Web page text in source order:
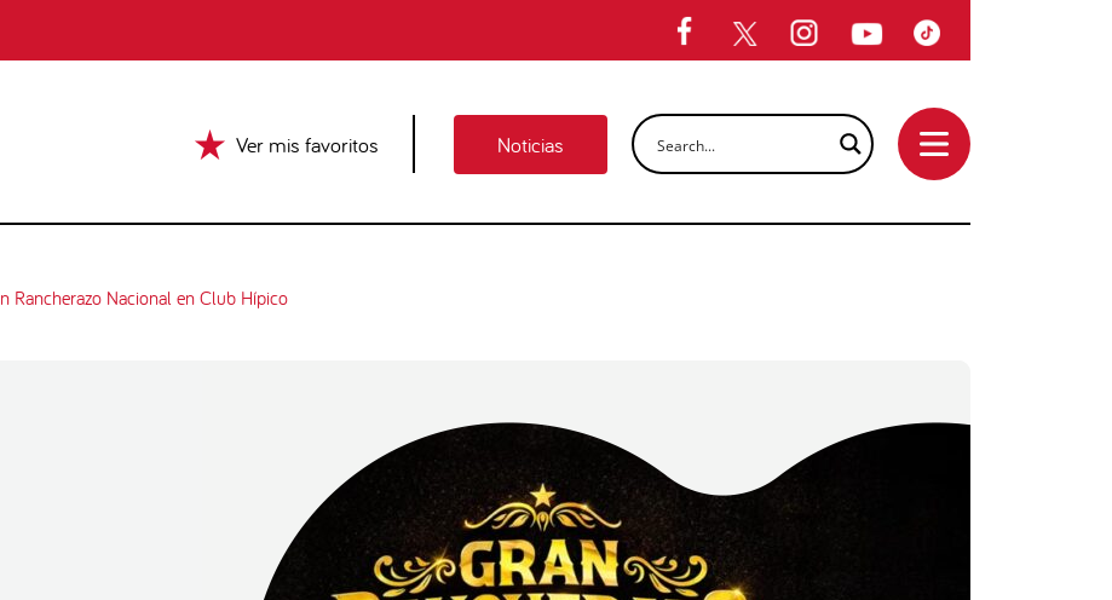
Ver mis favoritos Noticias
Rancherazo Nacional en Club Hípico